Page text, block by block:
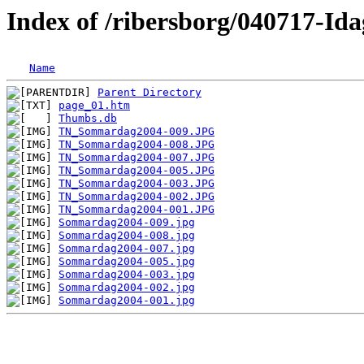
Index of /ribersborg/040717-
Name
Parent Directory
page_01.htm
Thumbs.db
TN_Sommardag2004-009.JPG
TN_Sommardag2004-008.JPG
TN_Sommardag2004-007.JPG
TN_Sommardag2004-005.JPG
TN_Sommardag2004-003.JPG
TN_Sommardag2004-002.JPG
TN_Sommardag2004-001.JPG
Sommardag2004-009.jpg
Sommardag2004-008.jpg
Sommardag2004-007.jpg
Sommardag2004-005.jpg
Sommardag2004-003.jpg
Sommardag2004-002.jpg
Sommardag2004-001.jpg